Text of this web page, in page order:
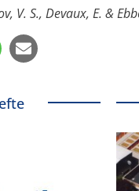
V. S., Devaux, E. &